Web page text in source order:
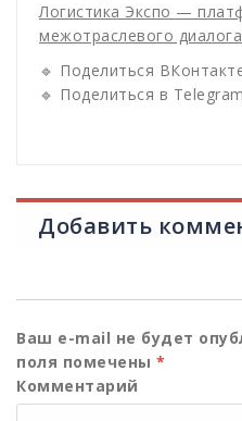
Логистика Экспо —
межотраслевого
🔹 Поделиться
🔹 Поделиться в Telegram
Добавить
Ваш e-mail не будет
поля помечены *
Комментарий